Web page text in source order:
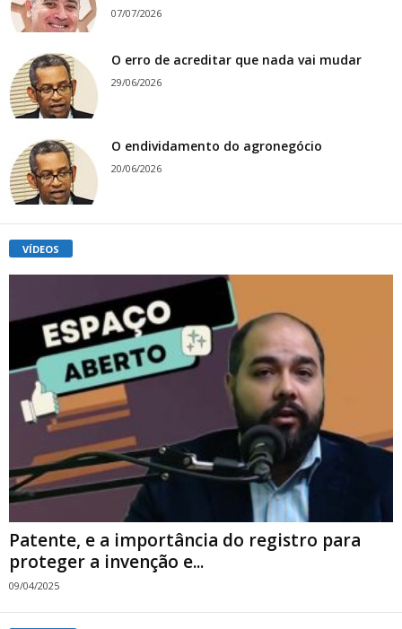
07/07/2026
O erro de acreditar que nada vai mudar
29/06/2026
O endividamento do agronegócio
20/06/2026
VÍDEOS
Patente, e a importância do registro para
proteger a invenção e...
09/04/2025